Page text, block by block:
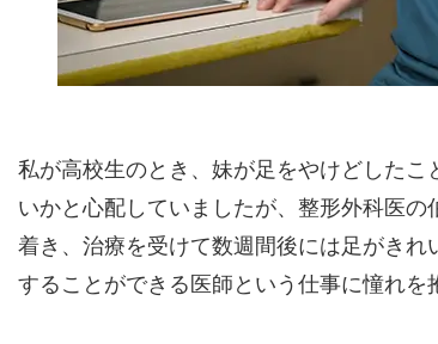
私が高校生のとき、妹が足をやけどした
いかと心配していましたが、整形外科医
着き、治療を受けて数週間後には足がき
することができる医師という仕事に憧れを